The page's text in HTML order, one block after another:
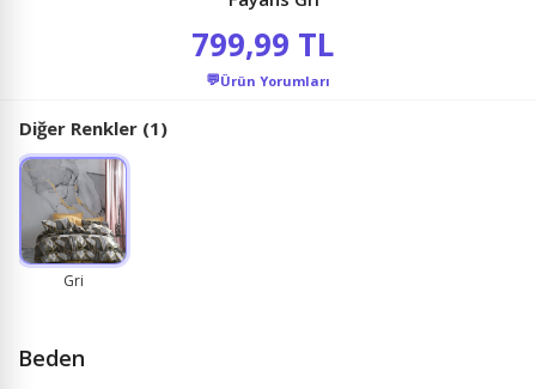
799,99 TL
💬Ürün Yorumları
Diğer Renkler (1)
Gri
Beden